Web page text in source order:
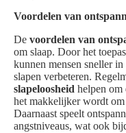
Voordelen van
De voordelen van
om slaap. Door het
kunnen mensen sneller
slapen verbeteren.
slapeloosheid helpen om
het makkelijker wordt
Daarnaast speelt
angstniveaus, wat ook